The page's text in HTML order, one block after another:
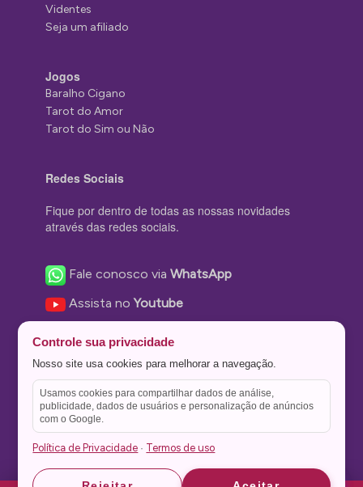
Videntes
Seja um afiliado
Jogos
Baralho Cigano
Tarot do Amor
Tarot do Sim ou Não
Redes Sociais
Fique por dentro de todas as nossas novidades
através das redes sociais.
Fale conosco viaWhatsApp
Assista noYoutube
Nos siga no Instagram
Nos siga noTwitter
Salve no
Controle sua privacidade
Nosso site usa cookies para melhorar a navegação.
Usamos cookies para compartilhar dados de análise,
publicidade, dados de usuários e personalização de anúncios
com o Google.
Política de Privacidade · Termos de uso